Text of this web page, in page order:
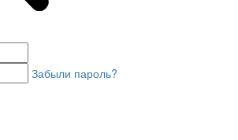
Забыли пароль?